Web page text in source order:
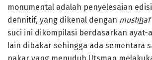
monumental adalah penyelesaian edisi
definitif, yang dikenal dengan mushhaf
suci ini dikompilasi berdasarkan ayat-
lain dibakar sehingga ada sementara